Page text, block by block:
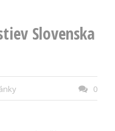
Slovenska
0